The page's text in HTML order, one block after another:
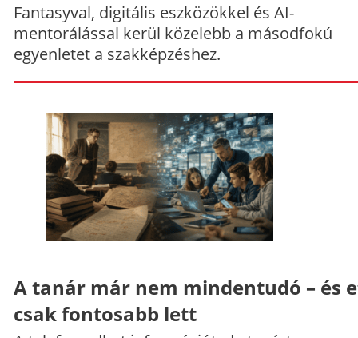
Fantasyval, digitális eszközökkel és AI-
mentorálással kerül közelebb a másodfokú
egyenletet a szakképzéshez.
A tanár már nem mindentudó – és
csak fontosabb lett